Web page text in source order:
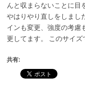
んと収まらないことに目
やはりやり直しをしまし
インも変更、強度の考慮
更してます。 このサイズ
共有: